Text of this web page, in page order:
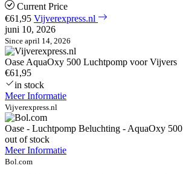
Current Price
€61,95 Vijverexpress.nl
juni 10, 2026
Since april 14, 2026
Oase AquaOxy 500 Luchtpomp voor Vijvers
€61,95
in stock
Meer Informatie
Vijverexpress.nl
Oase - Luchtpomp Beluchting - AquaOxy 500
out of stock
Meer Informatie
Bol.com